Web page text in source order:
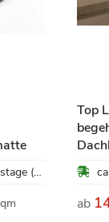
ca. 1-3 Arbeitstage (Mo-Fr)
Top
ab